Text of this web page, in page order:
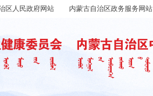
区人民政府网站 内蒙古自治区政务服务网站